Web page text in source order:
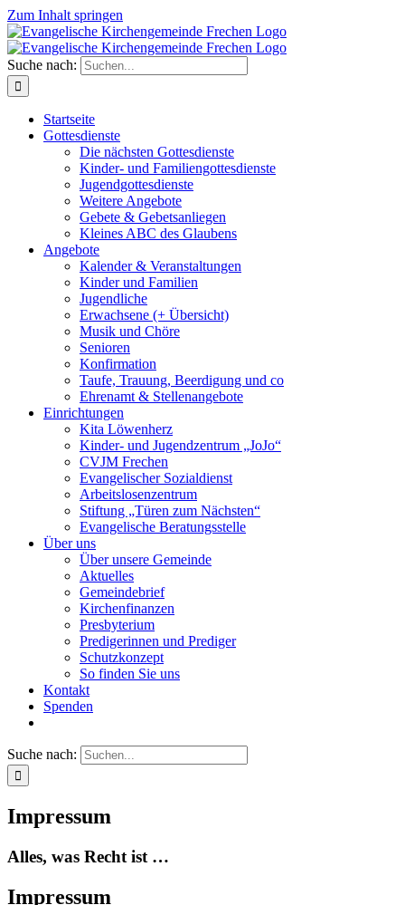
Zum Inhalt springen
Suche nach:
Startseite
Gottesdienste
Die nächsten Gottesdienste
Kinder- und Familiengottesdienste
Jugendgottesdienste
Weitere Angebote
Gebete & Gebetsanliegen
Kleines ABC des Glaubens
Angebote
Kalender & Veranstaltungen
Kinder und Familien
Jugendliche
Erwachsene (+ Übersicht)
Musik und Chöre
Senioren
Konfirmation
Taufe, Trauung, Beerdigung und co
Ehrenamt & Stellenangebote
Einrichtungen
Kita Löwenherz
Kinder- und Jugendzentrum „JoJo“
CVJM Frechen
Evangelischer Sozialdienst
Arbeitslosenzentrum
Stiftung „Türen zum Nächsten“
Evangelische Beratungsstelle
Über uns
Über unsere Gemeinde
Aktuelles
Gemeindebrief
Kirchenfinanzen
Presbyterium
Predigerinnen und Prediger
Schutzkonzept
So finden Sie uns
Kontakt
Spenden
Suche nach:
Impressum
Alles, was Recht ist …
Impressum